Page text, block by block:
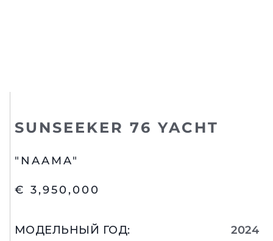
SUNSEEKER 76 YACHT
"NAAMA"
€ 3,950,000
МОДЕЛЬНЫЙ ГОД: 2024